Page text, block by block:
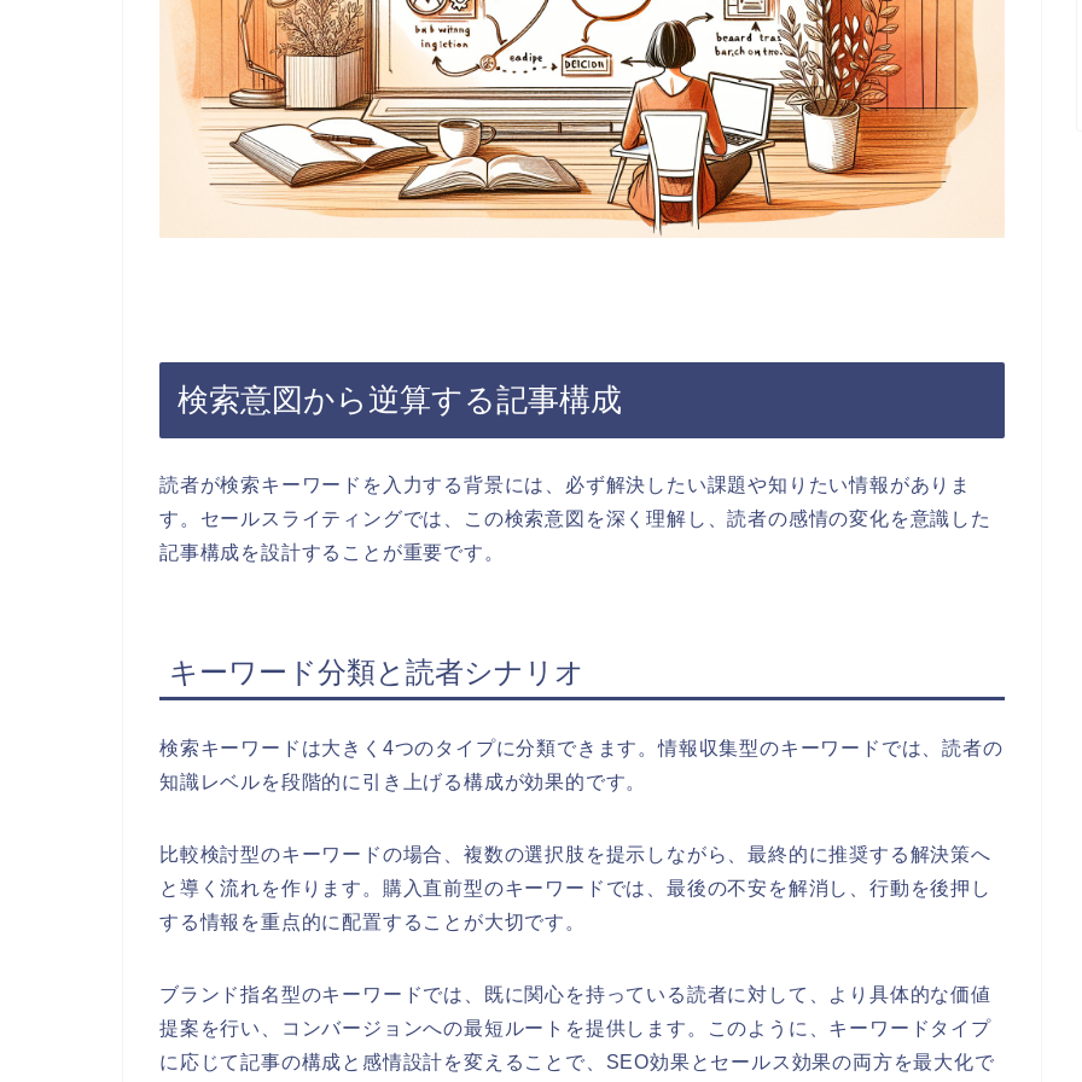
検索意図から逆算する記事構成
読者が検索キーワードを入力する背景には、必ず解決したい課題や知りたい情報がありま
す。セールスライティングでは、この検索意図を深く理解し、読者の感情の変化を意識した
記事構成を設計することが重要です。
キーワード分類と読者シナリオ
検索キーワードは大きく4つのタイプに分類できます。情報収集型のキーワードでは、読者の
知識レベルを段階的に引き上げる構成が効果的です。
比較検討型のキーワードの場合、複数の選択肢を提示しながら、最終的に推奨する解決策へ
と導く流れを作ります。購入直前型のキーワードでは、最後の不安を解消し、行動を後押し
する情報を重点的に配置することが大切です。
ブランド指名型のキーワードでは、既に関心を持っている読者に対して、より具体的な価値
提案を行い、コンバージョンへの最短ルートを提供します。このように、キーワードタイプ
に応じて記事の構成と感情設計を変えることで、SEO効果とセールス効果の両方を最大化で